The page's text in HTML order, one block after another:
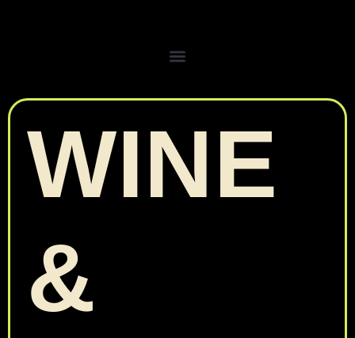
WINE
&